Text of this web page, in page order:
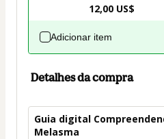
12,00 US$
Adicionar item
Detalhes da compra
Guia digital
Melasma